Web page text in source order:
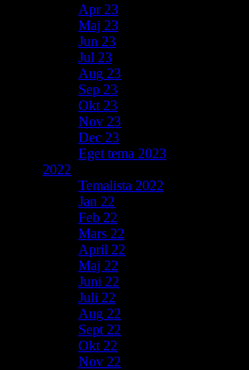
Apr 23
Maj 23
Jun 23
Jul 23
Aug 23
Sep 23
Okt 23
Nov 23
Dec 23
Eget tema 2023
2022
Temalista 2022
Jan 22
Feb 22
Mars 22
April 22
Maj 22
Juni 22
Juli 22
Aug 22
Sept 22
Okt 22
Nov 22